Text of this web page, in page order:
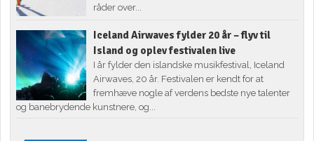
råder over...
Iceland Airwaves fylder 20 år – flyv til
Island og oplev festivalen live
I år fylder den islandske musikfestival, Iceland
Airwaves, 20 år. Festivalen er kendt for at
fremhæve nogle af verdens bedste nye talenter
og banebrydende kunstnere, og...